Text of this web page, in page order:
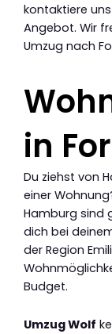
kontaktiere
Angebot. Wir
Umzug nach
in
Du ziehst von
einer
Hamburg sind
dich bei
der Region
Budget.
Umzug Wolf